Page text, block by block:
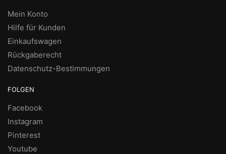
Mein Konto
Hilfe für Kunden
Einkaufswagen
Rückgaberecht
Datenschutz-Bestimmungen
FOLGEN
Facebook
Instagram
Pinterest
Youtube